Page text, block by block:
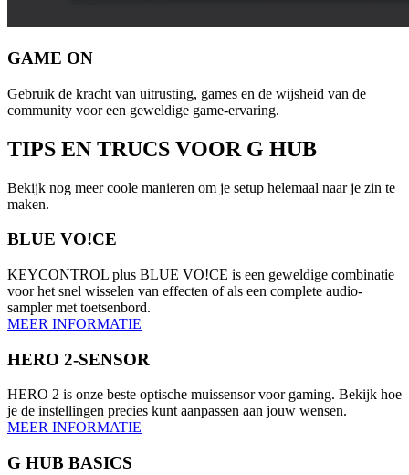
GAME ON
Gebruik de kracht van uitrusting, games en de wijsheid van de
community voor een geweldige game-ervaring.
TIPS EN TRUCS VOOR G HUB
Bekijk nog meer coole manieren om je setup helemaal naar je zin te
maken.
BLUE VO!CE
KEYCONTROL plus BLUE VO!CE is een geweldige combinatie
voor het snel wisselen van effecten of als een complete audio-
sampler met toetsenbord.
MEER INFORMATIE
HERO 2-SENSOR
HERO 2 is onze beste optische muissensor voor gaming. Bekijk hoe
je de instellingen precies kunt aanpassen aan jouw wensen.
MEER INFORMATIE
G HUB BASICS